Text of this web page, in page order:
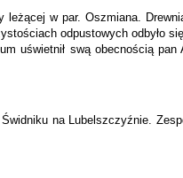
w par. Oszmiana.
odpustowych odbyło
uświetnił swą obecnością
na Lubelszczyźnie.